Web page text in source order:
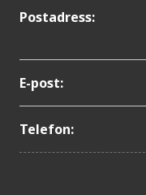
Postadress:
E-post:
Telefon: